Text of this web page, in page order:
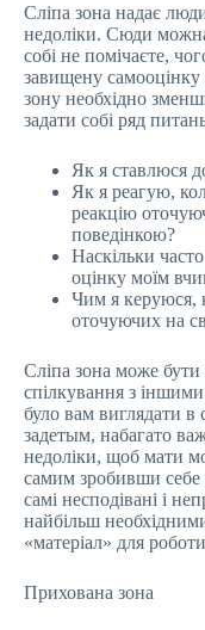
Сліпа зона надає
недоліки. Сюди
собі не помічаєте,
завищену
зону необхідно
задати собі ряд
Як я ставлюся
Як я реагую,
реакцію
поведінкою?
Наскільки
оцінку моїм
Чим я керуюся,
оточуючих на
Сліпа зона може
спілкування з
було вам виглядати в
задетым, набагато
недоліки, щоб мати
самим зробивши себе
самі несподівані і
найбільш
«матеріал» для
Прихована зона